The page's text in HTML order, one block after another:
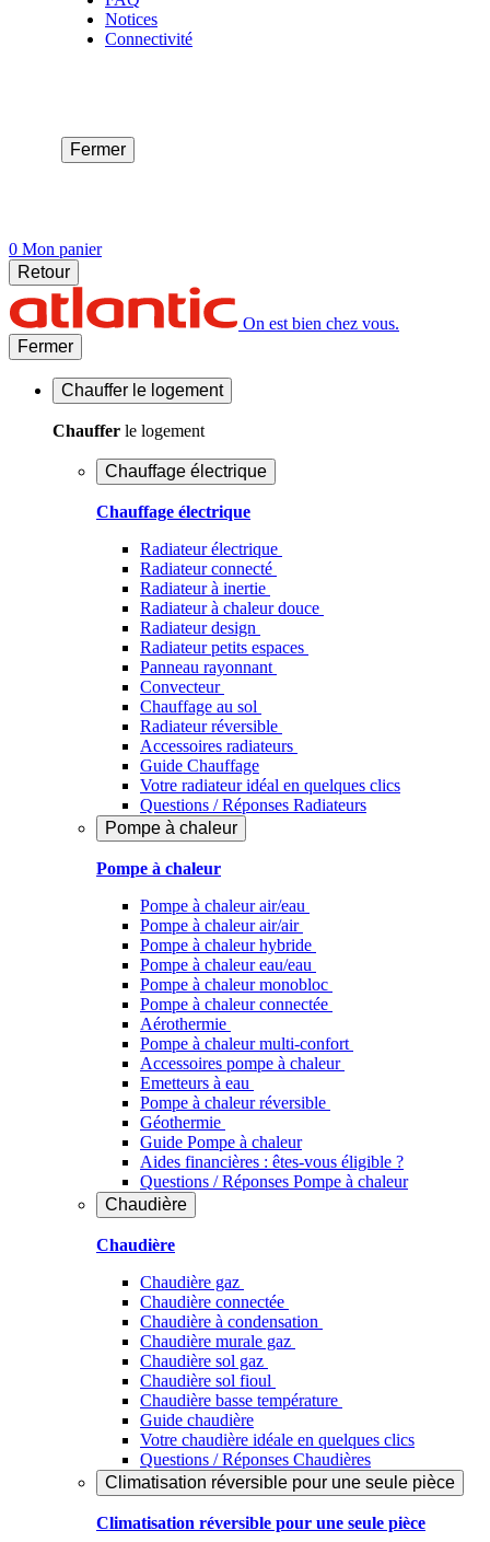
Notices
Connectivité
Fermer
0 Mon panier
Retour
On est bien chez vous.
Fermer
Chauffer le logement
Chauffer le logement
Chauffage électrique
Chauffage électrique
Radiateur électrique
Radiateur connecté
Radiateur à inertie
Radiateur à chaleur douce
Radiateur design
Radiateur petits espaces
Panneau rayonnant
Convecteur
Chauffage au sol
Radiateur réversible
Accessoires radiateurs
Guide Chauffage
Votre radiateur idéal en quelques clics
Questions / Réponses Radiateurs
Pompe à chaleur
Pompe à chaleur
Pompe à chaleur air/eau
Pompe à chaleur air/air
Pompe à chaleur hybride
Pompe à chaleur​ eau/eau
Pompe à chaleur monobloc
Pompe à chaleur connectée
Aérothermie
Pompe à chaleur multi-confort
Accessoires pompe à chaleur
Emetteurs à eau
Pompe à chaleur réversible
Géothermie
Guide Pompe à chaleur
Aides financières : êtes-vous éligible ?
Questions / Réponses Pompe à chaleur
Chaudière
Chaudière
Chaudière gaz
Chaudière connectée
Chaudière à condensation
Chaudière murale gaz
Chaudière sol gaz
Chaudière sol fioul
Chaudière basse température
Guide chaudière
Votre chaudière idéale en quelques clics
Questions / Réponses Chaudières
Climatisation réversible pour une seule pièce
Climatisation réversible pour une seule pièce